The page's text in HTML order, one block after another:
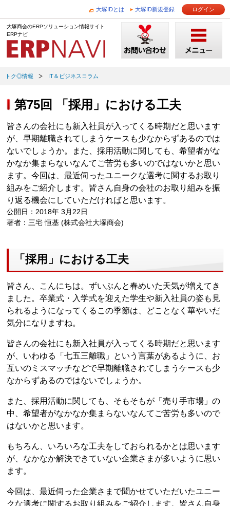
大塚IDとは 大塚ID新規登録 ログイン
大塚商会のERPソリューション情報サイト
ERPナビ
トク◎情報 IT＆ビジネスコラム
第75回 「採用」における工夫
皆さんの会社にも新入社員が入ってくる時期だと思います
が、早期離職されてしまうケースも少なからずあるのでは
ないでしょうか。また、採用活動に関しても、希望者がな
かなか集まらないなんてご苦労も多いのではないかと思い
ます。今回は、最近伺ったユニークな選考に関するお取り
組みをご紹介します。皆さん自身の会社のお取り組みを振
り返る機会にしていただければと思います。
公開日：2018年 3月22日
著者：三宅 恒基 (株式会社大塚商会)
「採用」における工夫
皆さん、こんにちは。ずいぶんと春めいた天気が増えてき
ました。卒業式・入学式を迎えた学生や新入社員の姿も見
られるようになってくるこの季節は、どことなく華やいだ
気分になりますね。
皆さんの会社にも新入社員が入ってくる時期だと思います
が、いわゆる「七五三離職」という言葉があるように、お
互いのミスマッチなどで早期離職されてしまうケースも少
なからずあるのではないでしょうか。
また、採用活動に関しても、そもそもが「売り手市場」の
中、希望者がなかなか集まらないなんてご苦労も多いので
はないかと思います。
もちろん、いろいろな工夫をしておられるかとは思います
が、なかなか解決できていない企業さまが多いように思い
ます。
今回は、最近伺った企業さまで聞かせていただいたユニー
クな選考に関するお取り組みをご紹介します。皆さん自身